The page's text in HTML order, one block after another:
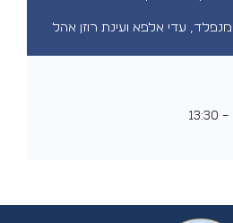
עדי אלפא ועינת רוזן אהל